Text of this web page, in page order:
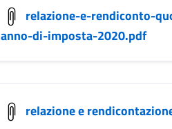
relazione-e-rendiconto-
anno-di-imposta-2020.pdf
relazione e